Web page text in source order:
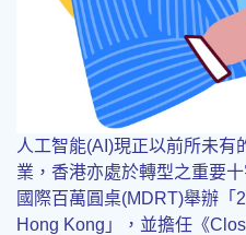
人工智能(AI)現正以前所未有
業，香港亦處於轉型之重要
國際百萬圓桌(MDRT)舉辦「
Hong Kong」，並擔任《